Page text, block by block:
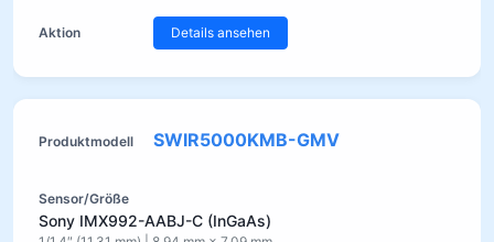
Details ansehen
SWIR5000KMB-GMV
Sony IMX992-AABJ-C (InGaAs)